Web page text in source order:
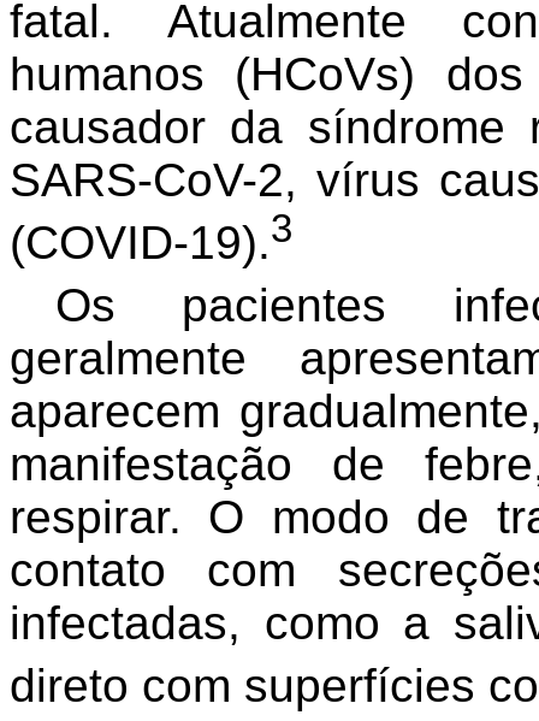
fatal. Atualmente
humanos (HCoVs)
causador da síndrome
SARS-CoV-2, vírus
(COVID-19).3
Os pacientes
geralmente
aparecem
manifestação de
respirar. O modo de
contato com
infectadas, como a
direto com superfícies